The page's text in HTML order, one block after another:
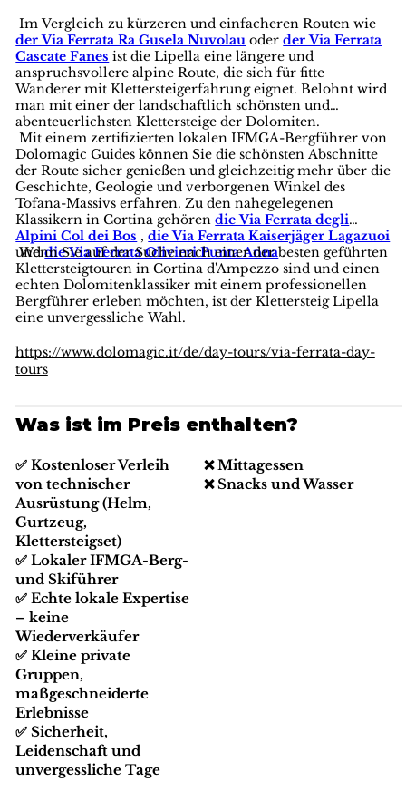
Im Vergleich zu kürzeren und einfacheren Routen wie
der Via Ferrata Ra Gusela Nuvolau oderder Via Ferrata
Cascate Fanes ist die Lipella eine längere und
anspruchsvollere alpine Route, die sich für fitte
Wanderer mit Klettersteigerfahrung eignet. Belohnt wird
man mit einer der landschaftlich schönsten und
abenteuerlichsten Klettersteige der Dolomiten.
Mit einem zertifizierten lokalen IFMGA-Bergführer von
Dolomagic Guides können Sie die schönsten Abschnitte
der Route sicher genießen und gleichzeitig mehr über die
Geschichte, Geologie und verborgenen Winkel des
Tofana-Massivs erfahren. Zu den nahegelegenen
Klassikern in Cortina gehörendie Via Ferrata degli
Alpini Col dei Bos ,die Via Ferrata Kaiserjäger Lagazuoi
unddie Via Ferrata Olivieri Punta Anna.
Wenn Sie auf der Suche nach einer der besten geführten
Klettersteigtouren in Cortina d'Ampezzo sind und einen
echten Dolomitenklassiker mit einem professionellen
Bergführer erleben möchten, ist der Klettersteig Lipella
eine unvergessliche Wahl.
https://www.dolomagic.it/de/day-tours/via-ferrata-day-
tours
Was ist im Preis enthalten?
✅ Kostenloser Verleih
von technischer
Ausrüstung (Helm,
Gurtzeug,
Klettersteigset)
✅ Lokaler IFMGA-Berg-
und Skiführer
✅ Echte lokale Expertise
– keine
Wiederverkäufer
✅ Kleine private
Gruppen,
maßgeschneiderte
Erlebnisse
✅ Sicherheit,
Leidenschaft und
unvergessliche Tage
❌ Mittagessen
❌ Snacks und Wasser